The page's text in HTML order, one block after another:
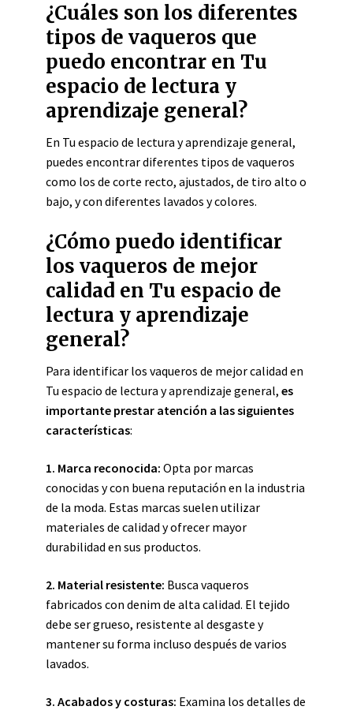
¿Cuáles son los diferentes
tipos de vaqueros que
puedo encontrar en Tu
espacio de lectura y
aprendizaje general?
En Tu espacio de lectura y aprendizaje general,
puedes encontrar diferentes tipos de vaqueros
como los de corte recto, ajustados, de tiro alto o
bajo, y con diferentes lavados y colores.
¿Cómo puedo identificar
los vaqueros de mejor
calidad en Tu espacio de
lectura y aprendizaje
general?
Para identificar los vaqueros de mejor calidad en
Tu espacio de lectura y aprendizaje general, es
importante prestar atención a las siguientes
características:
1. Marca reconocida: Opta por marcas
conocidas y con buena reputación en la industria
de la moda. Estas marcas suelen utilizar
materiales de calidad y ofrecer mayor
durabilidad en sus productos.
2. Material resistente: Busca vaqueros
fabricados con denim de alta calidad. El tejido
debe ser grueso, resistente al desgaste y
mantener su forma incluso después de varios
lavados.
3. Acabados y costuras: Examina los detalles de